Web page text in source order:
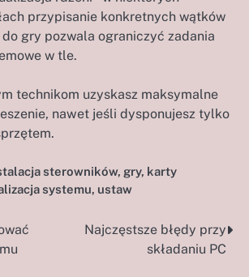
przypisanie konkretnych wątków
do gry pozwala ograniczyć zadania
w tle.
technikom uzyskasz maksymalne
nawet jeśli dysponujesz tylko
sterowników, gry, karty
systemu, ustaw
Najczęstsze błędy przy
składaniu PC